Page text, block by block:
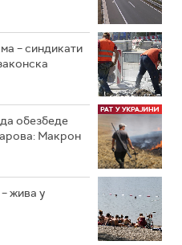
– синдикати
обезбеде
Макрон
жива у